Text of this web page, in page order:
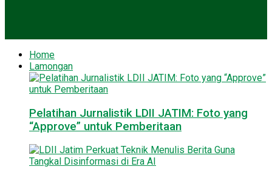
Home
Lamongan
Pelatihan Jurnalistik LDII JATIM: Foto yang
“Approve” untuk Pemberitaan